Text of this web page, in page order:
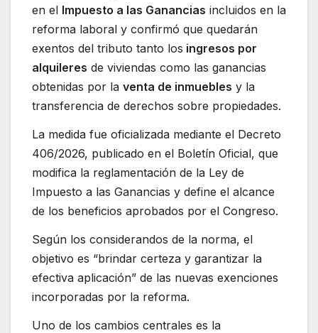
en el Impuesto a las Ganancias incluidos en la
reforma laboral y confirmó que quedarán
exentos del tributo tanto los ingresos por
alquileres de viviendas como las ganancias
obtenidas por la venta de inmuebles y la
transferencia de derechos sobre propiedades.
La medida fue oficializada mediante el Decreto
406/2026, publicado en el Boletín Oficial, que
modifica la reglamentación de la Ley de
Impuesto a las Ganancias y define el alcance
de los beneficios aprobados por el Congreso.
Según los considerandos de la norma, el
objetivo es “brindar certeza y garantizar la
efectiva aplicación” de las nuevas exenciones
incorporadas por la reforma.
Uno de los cambios centrales es la